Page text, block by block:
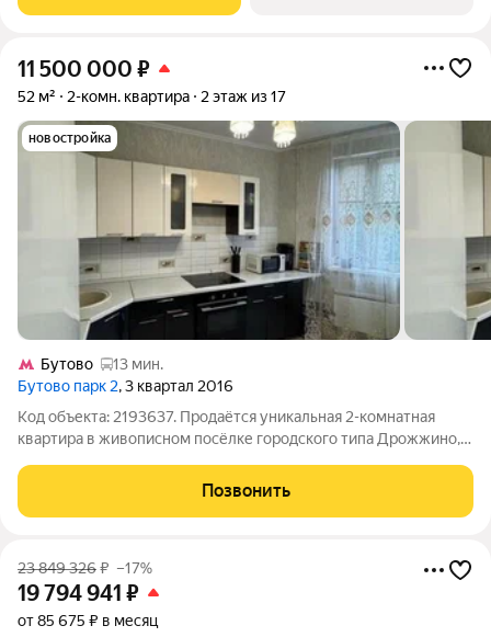
11 500 000 ₽
52 м² 2-комн. квартира 2 этаж из 17
новостройка
Бутово
13 мин.
Бутово парк 2, 3 квартал 2016
Код объекта: 2193637. Продаётся уникальная 2-комнатная
квартира в живописном посёлке городского типа Дрожжино,
Южная улица, 25. Квартира расположена на втором этаже 17-
этажного панельного дома,
Позвонить
23 849 326₽ –17%
19 794 941 ₽
от 85 675 ₽ в месяц